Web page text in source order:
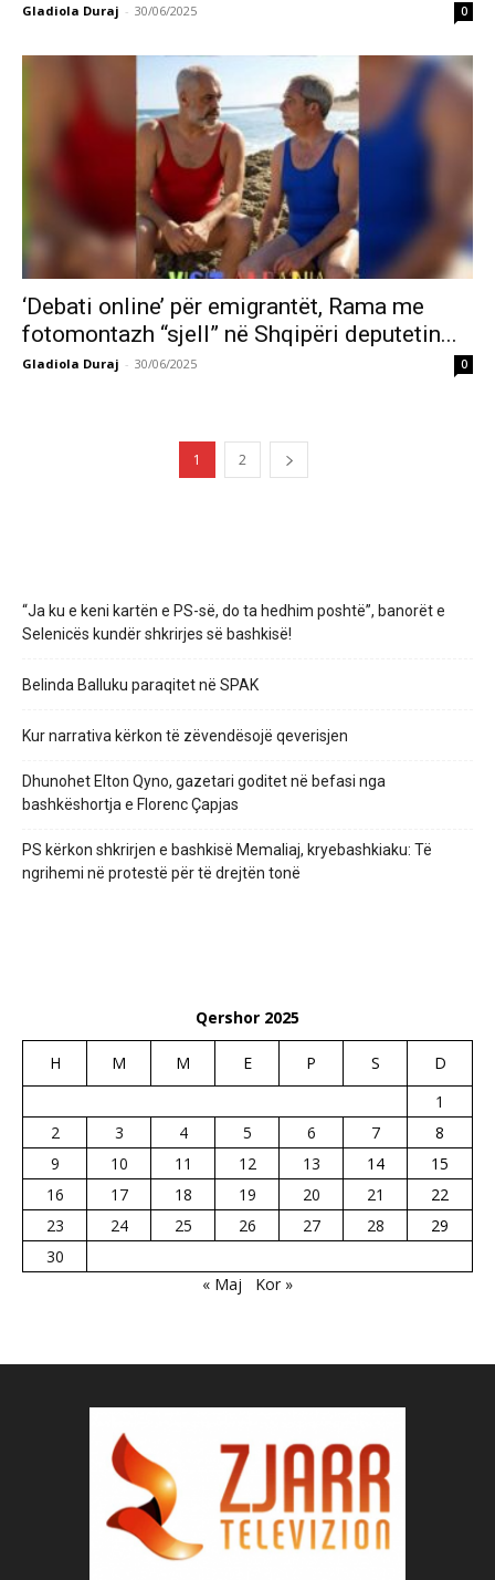
Gladiola Duraj - 30/06/2025 0
‘Debati online’ për emigrantët, Rama me
fotomontazh “sjell” në Shqipëri deputetin...
Gladiola Duraj - 30/06/2025 0
1 2
“Ja ku e keni kartën e PS-së, do ta hedhim poshtë”, banorët e
Selenicës kundër shkrirjes së bashkisë!
Belinda Balluku paraqitet në SPAK
Kur narrativa kërkon të zëvendësojë qeverisjen
Dhunohet Elton Qyno, gazetari goditet në befasi nga
bashkëshortja e Florenc Çapjas
PS kërkon shkrirjen e bashkisë Memaliaj, kryebashkiaku: Të
ngrihemi në protestë për të drejtën tonë
Qershor 2025
H M M E P S
D
1
2
3 4 5 6 7
8
9
10 11 12 13 14
15
16
17 18 19 20 21
22
23
24 25 26 27 28
29
30
« Maj
Kor »